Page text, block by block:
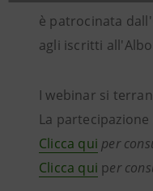
è patrocinata
agli iscritti
I webinar si
La
Clicca qui per
Clicca qui per